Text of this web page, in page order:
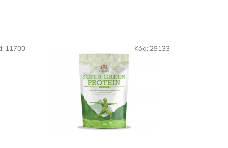
11700 Kód: 29133